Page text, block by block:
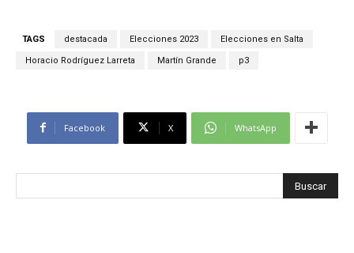
TAGS destacada Elecciones 2023 Elecciones en Salta
Horacio Rodríguez Larreta Martín Grande p3
Facebook X WhatsApp